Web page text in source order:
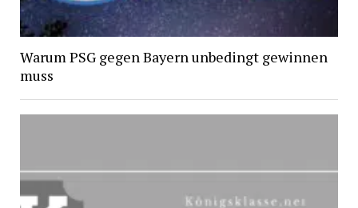
Warum PSG gegen Bayern unbedingt gewinnen
muss